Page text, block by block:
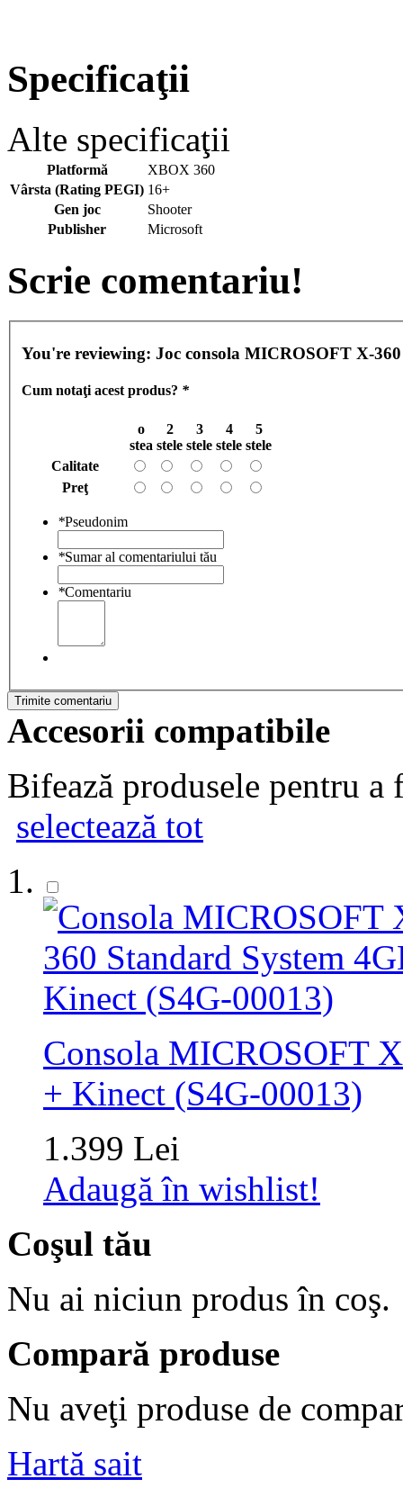
Specificaţii
Alte specificaţii
Platformă
XBOX 360
Vârsta (Rating PEGI) 16+
Gen joc
Shooter
Publisher
Microsoft
Scrie comentariu!
You're reviewing: Joc consola MICROSOFT X-
Cum notaţi acest produs? *
o
stea
2
stele
3
stele
4
stele
5
stele
Calitate
Preţ
*Pseudonim
*Sumar al comentariului tău
*Comentariu
Trimite comentariu
Accesorii compatibile
Bifează produsele pentru a
selectează tot
Consola MICROSOFT
+ Kinect (S4G-00013)
1.399 Lei
Adaugă în wishlist!
Coşul tău
Nu ai niciun produs în coş.
Compară produse
Nu aveţi produse de
Hartă sait